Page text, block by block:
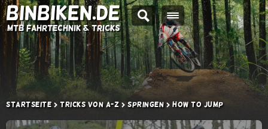
BINBIKEN.DE
MTB Fahrtechnik & Tricks
Startseite Tricks von A-Z Springen How to Jump